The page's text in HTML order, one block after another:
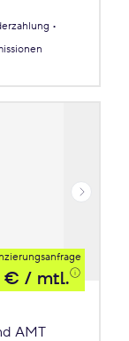
€ / mtl.
AMT